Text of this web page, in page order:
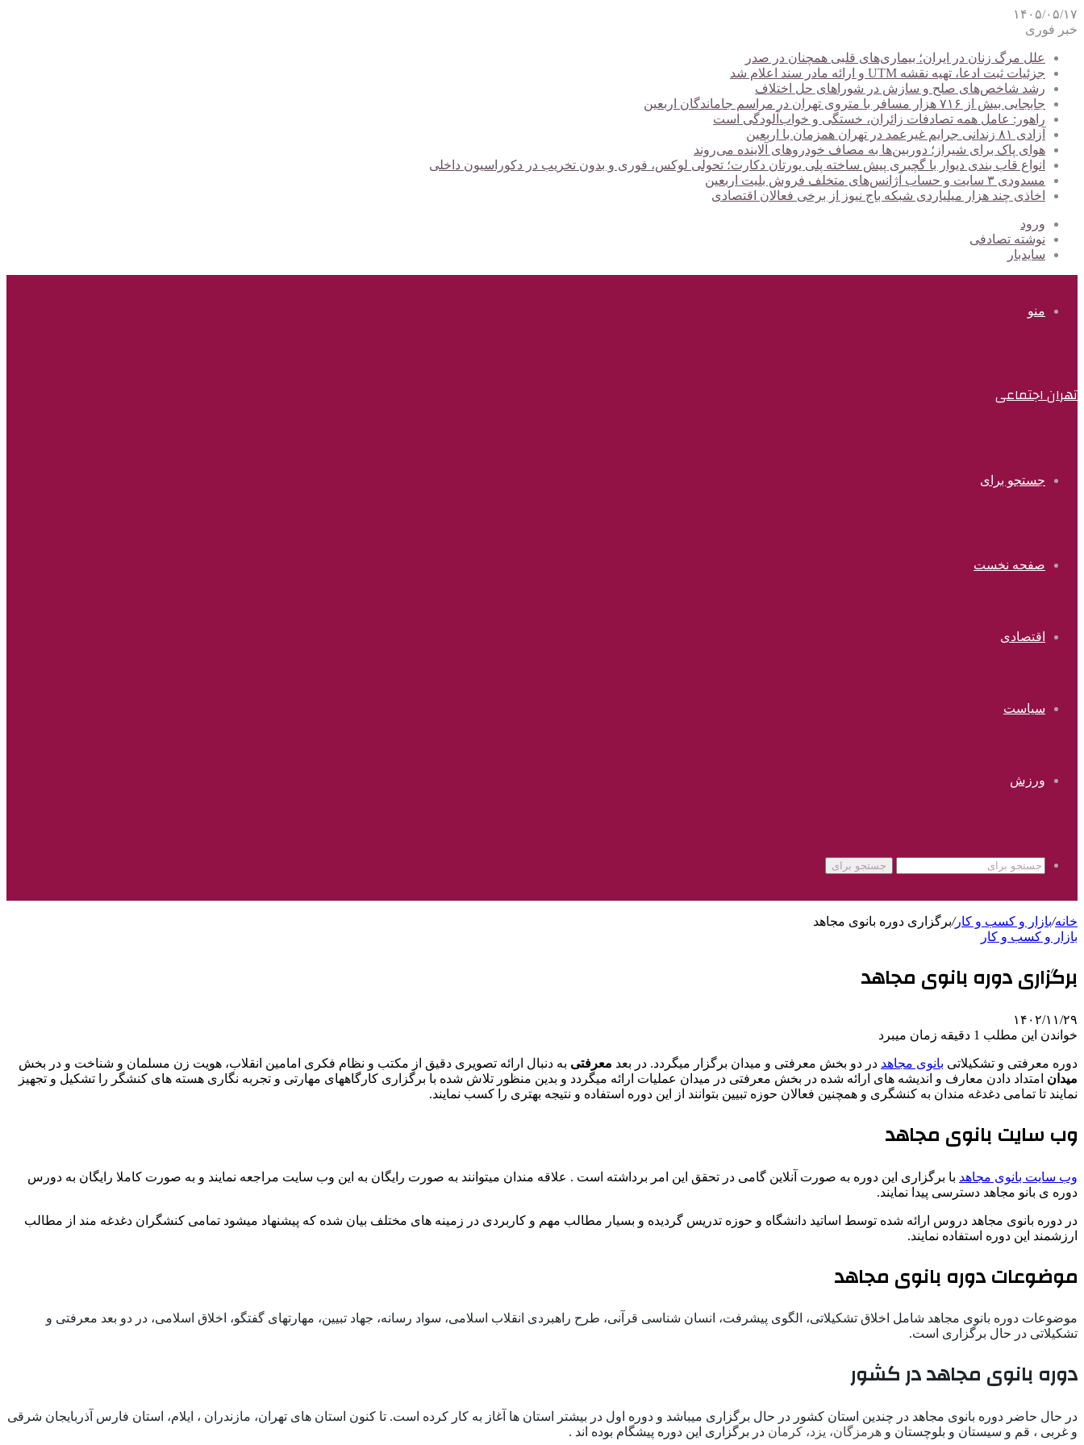
۱۴۰۵/۰۵/۱۷
خبر فوری
علل مرگ زنان در ایران؛ بیماری‌های قلبی همچنان در صدر
جزئیات ثبت ادعا، تهیه نقشه UTM و ارائه مادر سند اعلام شد
رشد شاخص‌های صلح و سازش در شوراهای حل اختلاف
جابجایی بیش از ۷۱۶ هزار مسافر با متروی تهران در مراسم جاماندگان اربعین
راهور: عامل همه تصادفات زائران، خستگی و خواب‌آلودگی است
آزادی ۸۱ زندانی جرایم غیرعمد در تهران همزمان با اربعین
هوای پاک برای شیراز؛ دوربین‌ها به مصاف خودروهای آلاینده می‌روند
انواع قاب بندی دیوار با گچبری پیش ساخته پلی یورتان دکارت؛ تحولی لوکس، فوری و بدون تخریب در دکوراسیون داخلی
مسدودی ۳ سایت و حساب آژانس‌های متخلف فروش بلیت اربعین
اخاذی چند هزار میلیاردی شبکه باج نیوز از برخی فعالان اقتصادی
ورود
نوشته تصادفی
سایدبار
منو
تهران اجتماعی
جستجو برای
صفحه نخست
اقتصادی
سیاست
ورزش
جستجو برای
خانه/بازار و کسب و کار/برگزاری دوره بانوی مجاهد
بازار و کسب و کار
برگزاری دوره بانوی مجاهد
۱۴۰۲/۱۱/۲۹
خواندن این مطلب 1 دقیقه زمان میبرد
دوره معرفتی و تشکیلاتی بانوی مجاهد در دو بخش معرفتی و میدان برگزار میگردد. در بعد معرفتی به دنبال ارائه تصویری دقیق از مکتب و نظام فکری امامین انقلاب، هویت زن مسلمان و شناخت و در بخش
میدان امتداد دادن معارف و اندیشه های ارائه شده در بخش معرفتی در میدان عملیات ارائه میگردد و بدین منظور تلاش شده با برگزاری کارگاههای مهارتی و تجربه نگاری هسته های کنشگر را تشکیل و تجهیز
نمایند تا تمامی دغدغه مندان به کنشگری و همچنین فعالان حوزه تبیین بتوانند از این دوره استفاده و نتیجه بهتری را کسب نمایند.
وب سایت بانوی مجاهد
وب سایت بانوی مجاهد با برگزاری این دوره به صورت آنلاین گامی در تحقق این امر برداشته است . علاقه مندان میتوانند به صورت رایگان به این وب سایت مراجعه نمایند و به صورت کاملا رایگان به دورس
دوره ی بانو مجاهد دسترسی پیدا نمایند.
در دوره بانوی مجاهد دروس ارائه شده توسط اساتید دانشگاه و حوزه تدریس گردیده و بسیار مطالب مهم و کاربردی در زمینه های مختلف بیان شده که پیشنهاد میشود تمامی کنشگران دغدغه مند از مطالب
ارزشمند این دوره استفاده نمایند.
موضوعات دوره بانوی مجاهد
موضوعات دوره بانوی مجاهد شامل اخلاق تشکیلاتی، الگوی پیشرفت، انسان شناسی قرآنی، طرح راهبردی انقلاب اسلامی، سواد رسانه، جهاد تبیین، مهارتهای گفتگو، اخلاق اسلامی، در دو بعد معرفتی و
تشکیلاتی در حال برگزاری است.
دوره بانوی مجاهد در کشور
در حال حاضر دوره بانوی مجاهد در چندین استان کشور در حال برگزاری میباشد و دوره اول در بیشتر استان ها آغاز به کار کرده است. تا کنون استان های تهران، مازندران ، ایلام، استان فارس آذربایجان شرقی
و غربی ، قم و سیستان و بلوچستان و هرمزگان، یزد، کرمان در برگزاری این دوره پیشگام بوده اند .